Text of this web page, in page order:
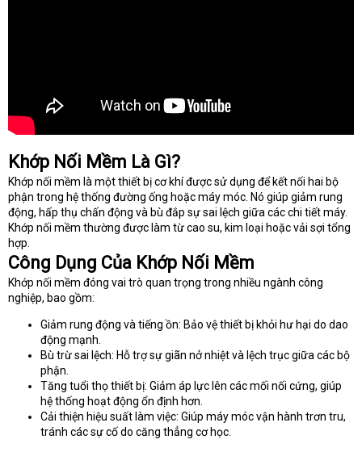
Khớp Nối Mềm Là Gì?
Khớp nối mềm là một thiết bị cơ khí được sử dụng để kết nối hai bộ
phận trong hệ thống đường ống hoặc máy móc. Nó giúp giảm rung
động, hấp thụ chấn động và bù đắp sự sai lệch giữa các chi tiết máy.
Khớp nối mềm thường được làm từ cao su, kim loại hoặc vải sợi tổng
hợp.
Công Dụng Của Khớp Nối Mềm
Khớp nối mềm đóng vai trò quan trọng trong nhiều ngành công
nghiệp, bao gồm:
Giảm rung động và tiếng ồn: Bảo vệ thiết bị khỏi hư hại do dao
động mạnh.
Bù trừ sai lệch: Hỗ trợ sự giãn nở nhiệt và lệch trục giữa các bộ
phận.
Tăng tuổi thọ thiết bị: Giảm áp lực lên các mối nối cứng, giúp
hệ thống hoạt động ổn định hơn.
Cải thiện hiệu suất làm việc: Giúp máy móc vận hành trơn tru,
tránh các sự cố do căng thẳng cơ học.